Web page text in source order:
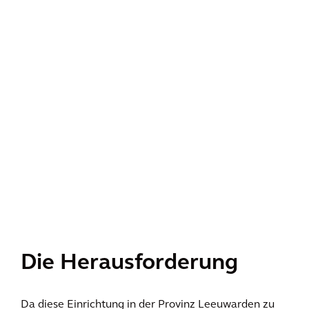
Die Herausforderung
Da diese Einrichtung in der Provinz Leeuwarden zu